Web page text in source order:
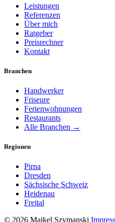
Leistungen
Referenzen
Über mich
Ratgeber
Preisrechner
Kontakt
Branchen
Handwerker
Friseure
Ferienwohnungen
Restaurants
Alle Branchen →
Regionen
Pirna
Dresden
Sächsische Schweiz
Heidenau
Freital
© 2026 Maikel Szymanski